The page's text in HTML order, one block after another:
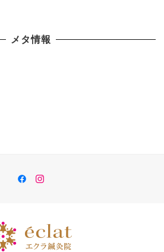
メタ情報
Facebook
insutaguramu